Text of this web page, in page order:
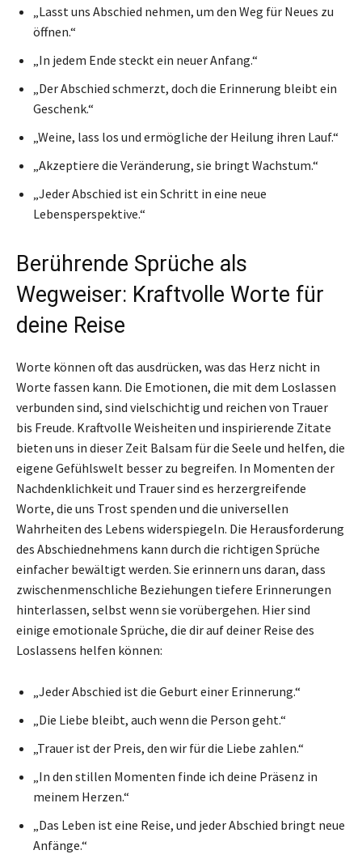
„Lasst uns Abschied nehmen, um den Weg für Neues zu
öffnen.“
„In jedem Ende steckt ein neuer Anfang.“
„Der Abschied schmerzt, doch die Erinnerung bleibt ein
Geschenk.“
„Weine, lass los und ermögliche der Heilung ihren Lauf.“
„Akzeptiere die Veränderung, sie bringt Wachstum.“
„Jeder Abschied ist ein Schritt in eine neue
Lebensperspektive.“
Berührende Sprüche als
Wegweiser: Kraftvolle Worte für
deine Reise
Worte können oft das ausdrücken, was das Herz nicht in
Worte fassen kann. Die Emotionen, die mit dem Loslassen
verbunden sind, sind vielschichtig und reichen von Trauer
bis Freude. Kraftvolle Weisheiten und inspirierende Zitate
bieten uns in dieser Zeit Balsam für die Seele und helfen, die
eigene Gefühlswelt besser zu begreifen. In Momenten der
Nachdenklichkeit und Trauer sind es herzergreifende
Worte, die uns Trost spenden und die universellen
Wahrheiten des Lebens widerspiegeln. Die Herausforderung
des Abschiednehmens kann durch die richtigen Sprüche
einfacher bewältigt werden. Sie erinnern uns daran, dass
zwischenmenschliche Beziehungen tiefere Erinnerungen
hinterlassen, selbst wenn sie vorübergehen. Hier sind
einige emotionale Sprüche, die dir auf deiner Reise des
Loslassens helfen können:
„Jeder Abschied ist die Geburt einer Erinnerung.“
„Die Liebe bleibt, auch wenn die Person geht.“
„Trauer ist der Preis, den wir für die Liebe zahlen.“
„In den stillen Momenten finde ich deine Präsenz in
meinem Herzen.“
„Das Leben ist eine Reise, und jeder Abschied bringt neue
Anfänge.“